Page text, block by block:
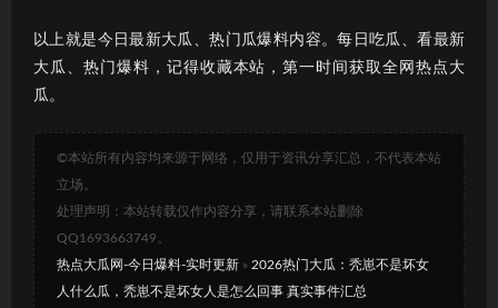
以上就是今日最新大瓜、热门瓜爆料内容。每日吃瓜、看最新
大瓜、热门爆料，记得收藏本站，第一时间获取全网热点大
瓜。
©本站所有内容均来源于网络，仅用于资讯分享汇总，不代表本站
立场。
处理声明：本站转载仅作内容分享，请联系本站删除
QQ1693663749。
热点大瓜网-今日爆料-实时更新 » 2026热门大瓜：秃崽不是坏女
人什么瓜，秃崽不是坏女人是怎么回事 真实事件汇总